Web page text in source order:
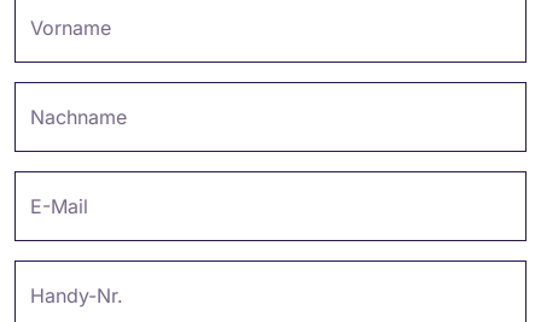
Vorname
Nachname
E-Mail
Handy-Nr.